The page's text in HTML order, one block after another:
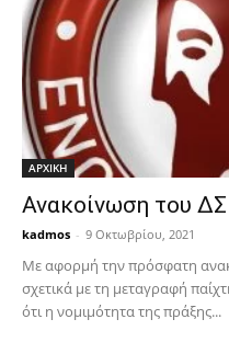
ΑΡΧΙΚΗ
Ανακοίνωση του
kadmos - 9 Οκτωβρίου, 2021
Με αφορμή την πρόσφατη
σχετικά με τη μεταγραφή
ότι η νομιμότητα της πράξης...